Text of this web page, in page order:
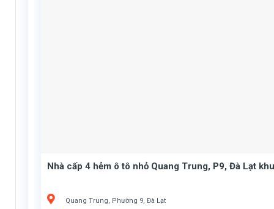
Nhà cấp 4 hẻm ô tô nhỏ Quang Trung, P9, Đà Lạt
Quang Trung, Phường 9, Đà Lạt